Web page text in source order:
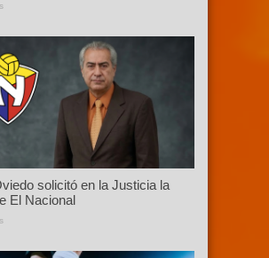
solicitó en la Justicia la
El Nacional